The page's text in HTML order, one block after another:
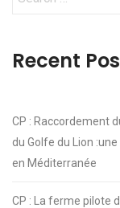
Recent
CP : Raccordement
du Golfe du Lion
en Méditerranée
CP : La ferme pilote